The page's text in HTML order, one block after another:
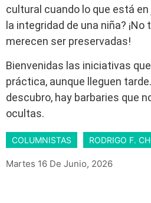
cultural cuando lo que está
la integridad de una niña?
merecen ser preservadas!
Bienvenidas las iniciativas
práctica, aunque lleguen
descubro, hay barbaries que
ocultas.
COLUMNISTAS RODRIGO F.
Martes 16 De Junio, 2026